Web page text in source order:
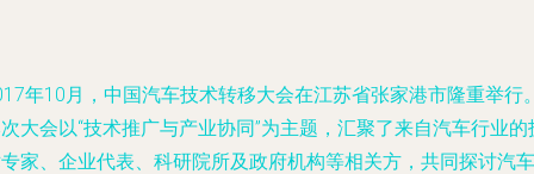
年10月，中国汽车技术转移大会在江苏省张家港市隆重举行
大会以“技术推广与产业协同”为主题，汇聚了来自汽车行业的
家、企业代表、科研院所及政府机构等相关方，共同探讨汽车